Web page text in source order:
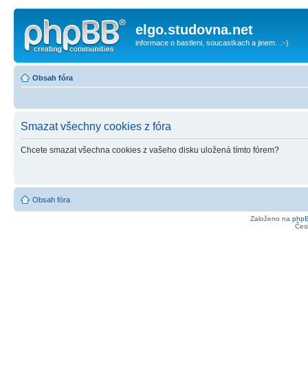
elgo.studovna.net
informace o bastleni, soucastkach a jinem...:-)
Obsah fóra
Smazat všechny cookies z fóra
Chcete smazat všechna cookies z vašeho disku uložená tímto fórem?
Obsah fóra
Založeno na